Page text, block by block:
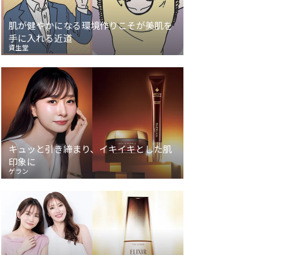
肌が健やかになる環境作りこそが美肌を
手に入れる近道
資生堂
キュッと引き締まり、イキイキとした肌
印象に
ゲラン